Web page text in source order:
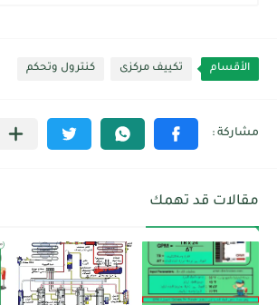
الأقسام تكييف مركزى كنترول وتحكم
مقالات قد تهمك